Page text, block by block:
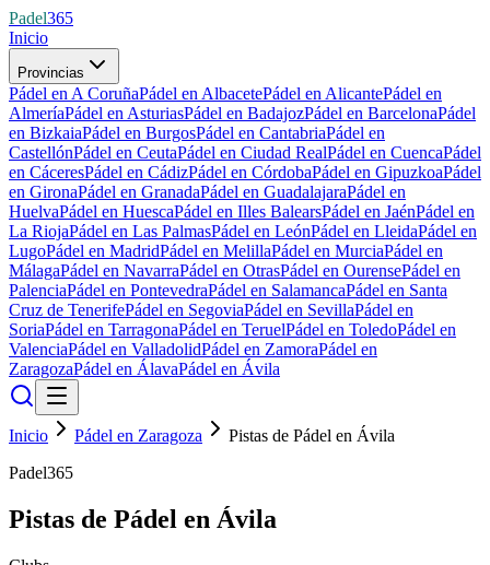
Padel365
Inicio
Provincias
Pádel en A CoruñaPádel en AlbacetePádel en AlicantePádel en
AlmeríaPádel en AsturiasPádel en BadajozPádel en BarcelonaPádel
en BizkaiaPádel en BurgosPádel en CantabriaPádel en
CastellónPádel en CeutaPádel en Ciudad RealPádel en CuencaPádel
en CáceresPádel en CádizPádel en CórdobaPádel en GipuzkoaPádel
en GironaPádel en GranadaPádel en GuadalajaraPádel en
HuelvaPádel en HuescaPádel en Illes BalearsPádel en JaénPádel en
La RiojaPádel en Las PalmasPádel en LeónPádel en LleidaPádel en
LugoPádel en MadridPádel en MelillaPádel en MurciaPádel en
MálagaPádel en NavarraPádel en OtrasPádel en OurensePádel en
PalenciaPádel en PontevedraPádel en SalamancaPádel en Santa
Cruz de TenerifePádel en SegoviaPádel en SevillaPádel en
SoriaPádel en TarragonaPádel en TeruelPádel en ToledoPádel en
ValenciaPádel en ValladolidPádel en ZamoraPádel en
ZaragozaPádel en ÁlavaPádel en Ávila
Inicio Pádel en Zaragoza
Pistas de Pádel en Ávila‎
Padel365
Pistas de Pádel en Ávila‎